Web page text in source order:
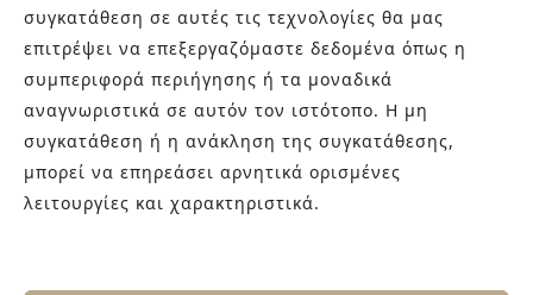
συγκατάθεση σε αυτές τις τεχνολογίες θα μας
επιτρέψει να επεξεργαζόμαστε δεδομένα όπως η
συμπεριφορά περιήγησης ή τα μοναδικά
αναγνωριστικά σε αυτόν τον ιστότοπο. Η μη
συγκατάθεση ή η ανάκληση της συγκατάθεσης,
μπορεί να επηρεάσει αρνητικά ορισμένες
λειτουργίες και χαρακτηριστικά.
καθώς και φρέσκες ιδέες με τον ενθουσιασμό της νέας
γενιάς! Επισκεφτείτε μας για ιδέες και προτάσεις στον
Άγιο Δημήτριο (Λιδωρικίου 11) ή καλέστε μας στο 210-
9934544.
ΤΕΛΕΥΤΑΙΑ ΑΡΘΡΑ